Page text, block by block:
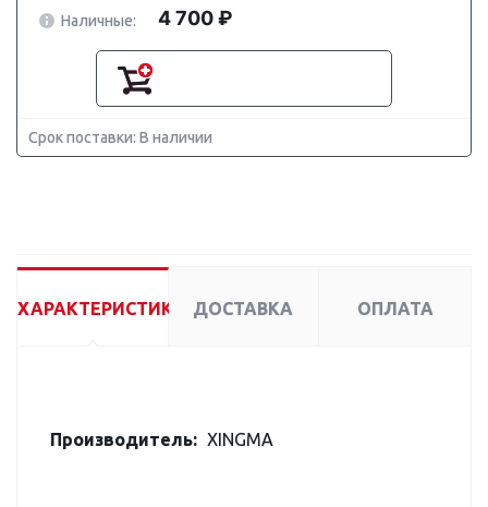
Наличные:
4 700 ₽
Срок поставки: В наличии
ХАРАКТЕРИСТИКИ ДОСТАВКА ОПЛАТА
Производитель: XINGMA